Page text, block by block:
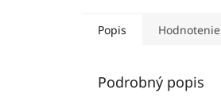
Popis Hodnotenie
Podrobný popis